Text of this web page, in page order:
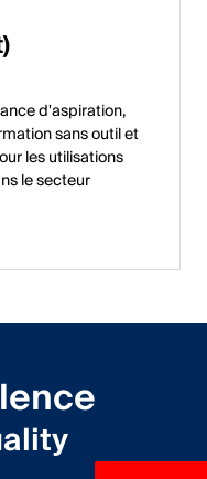
d'aspiration,
sans outil et
les utilisations
le secteur